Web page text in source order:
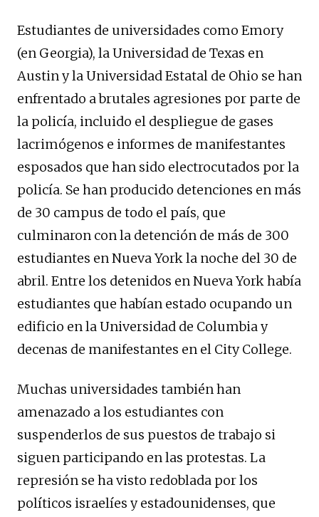
Estudiantes de universidades como Emory
(en Georgia), la Universidad de Texas en
Austin y la Universidad Estatal de Ohio se han
enfrentado a brutales agresiones por parte de
la policía, incluido el despliegue de gases
lacrimógenos e informes de manifestantes
esposados que han sido electrocutados por la
policía. Se han producido detenciones en más
de 30 campus de todo el país, que
culminaron con la detención de más de 300
estudiantes en Nueva York la noche del 30 de
abril. Entre los detenidos en Nueva York había
estudiantes que habían estado ocupando un
edificio en la Universidad de Columbia y
decenas de manifestantes en el City College.
Muchas universidades también han
amenazado a los estudiantes con
suspenderlos de sus puestos de trabajo si
siguen participando en las protestas. La
represión se ha visto redoblada por los
políticos israelíes y estadounidenses, que